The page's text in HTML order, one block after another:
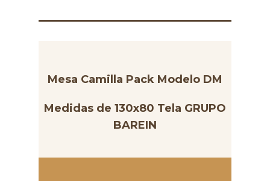
Mesa Camilla Pack Modelo DM
Medidas de 130x80 Tela GRUPO
BAREIN